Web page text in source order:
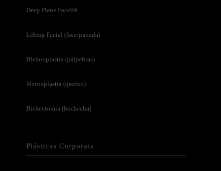
Deep Plane Facelift
Lifting Facial (face/papada)
Blefaroplastia (pálpebras)
Mentoplastia (queixo)
Bichectomia (bochecha)
Plásticas Corporais